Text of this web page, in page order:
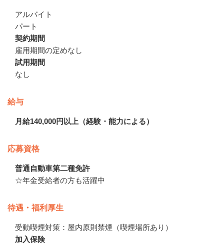
アルバイト
パート
契約期間
雇用期間の定めなし
試用期間
なし
給与
月給140,000円以上（経験・能力による）
応募資格
普通自動車第二種免許
☆年金受給者の方も活躍中
待遇・福利厚生
受動喫煙対策：屋内原則禁煙（喫煙場所あり）
加入保険